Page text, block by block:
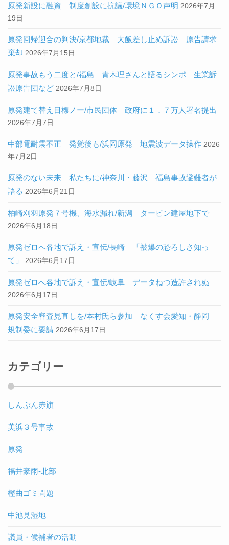
原発新設に融資 制度創設に抗議/環境ＮＧＯ声明 2026年7月
19日
原発回帰迎合の判決/京都地裁 大飯差し止め訴訟 原告請求
棄却 2026年7月15日
原発事故もう二度と/福島 青木理さんと語るシンポ 生業訴
訟原告団など 2026年7月8日
原発建て替え目標ノー/市民団体 政府に１．７万人署名提出
2026年7月7日
中部電耐震不正 発覚後も/浜岡原発 地震波データ操作 2026
年7月2日
原発のない未来 私たちに/神奈川・藤沢 福島事故避難者が
語る 2026年6月21日
柏崎刈羽原発７号機、海水漏れ/新潟 タービン建屋地下で
2026年6月18日
原発ゼロへ各地で訴え・宣伝/長崎 「被爆の恐ろしさ知っ
て」
2026年6月17日
原発ゼロへ各地で訴え・宣伝/岐阜 データねつ造許されぬ
2026年6月17日
原発安全審査見直しを/本村氏ら参加 なくす会愛知・静岡
規制委に要請 2026年6月17日
カテゴリー
しんぶん赤旗
美浜３号事故
原発
福井豪雨-北部
樫曲ゴミ問題
中池見湿地
議員・候補者の活動